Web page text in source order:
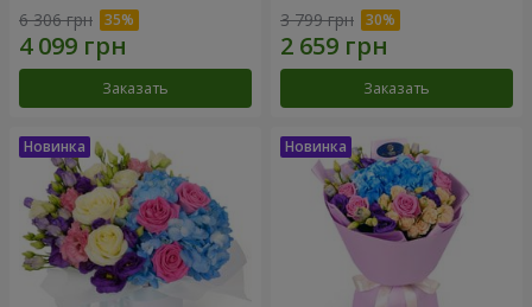
6 306 грн
Заказать
3 799 грн
Заказать